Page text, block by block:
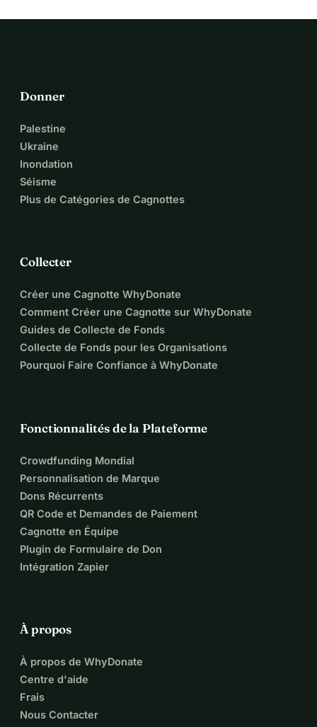
Donner
Palestine
Ukraine
Inondation
Séisme
Plus de Catégories de Cagnottes
Collecter
Créer une Cagnotte WhyDonate
Comment Créer une Cagnotte sur WhyDonate
Guides de Collecte de Fonds
Collecte de Fonds pour les Organisations
Pourquoi Faire Confiance à WhyDonate
Fonctionnalités de la Plateforme
Crowdfunding Mondial
Personnalisation de Marque
Dons Récurrents
QR Code et Demandes de Paiement
Cagnotte en Équipe
Plugin de Formulaire de Don
Intégration Zapier
À propos
À propos de WhyDonate
Centre d'aide
Frais
Nous Contacter